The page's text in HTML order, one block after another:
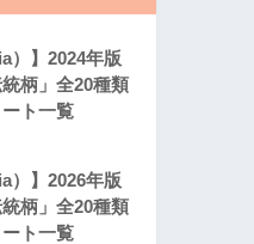
）】2024年版
柄」全20種類
ト一覧
）】2026年版
柄」全20種類
ト一覧